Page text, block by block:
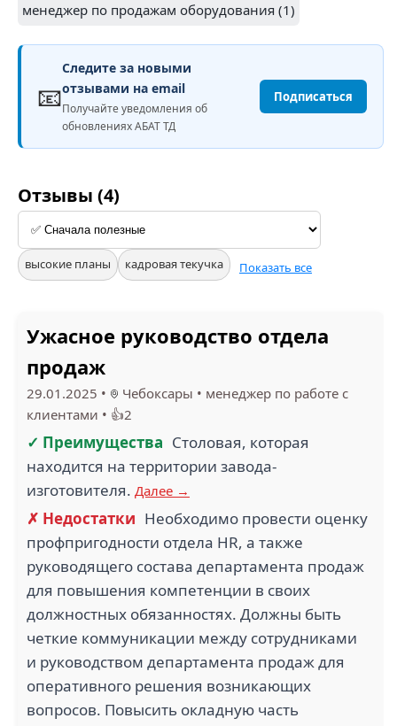
менеджер по продажам оборудования (1)
📧
Следите за новыми
отзывами на email
Получайте уведомления об
обновлениях АБАТ ТД
Подписаться
Отзывы (4)
высокие планы кадровая текучка Показать все
Ужасное руководство отдела
продаж
29.01.2025 • Чебоксары • менеджер по работе с
клиентами • 👍2
✓ Преимущества Столовая, которая
находится на территории завода-
изготовителя. Далее →
✗ Недостатки Необходимо провести оценку
профпригодности отдела HR, а также
руководящего состава департамента продаж
для повышения компетенции в своих
должностных обязанностях. Должны быть
четкие коммуникации между сотрудниками
и руководством департамента продаж для
оперативного решения возникающих
вопросов. Повысить окладную часть